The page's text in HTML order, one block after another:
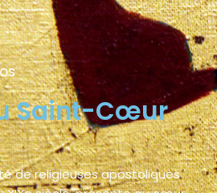
Saint-Cœur
de religieuses apostoliques